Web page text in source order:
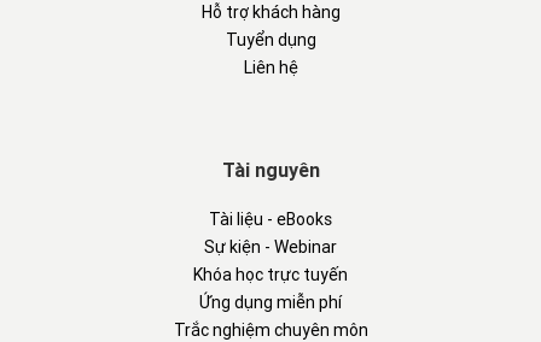
Hỗ trợ khách hàng
Tuyển dụng
Liên hệ
Tài nguyên
Tài liệu - eBooks
Sự kiện - Webinar
Khóa học trực tuyến
Ứng dụng miễn phí
Trắc nghiệm chuyên môn